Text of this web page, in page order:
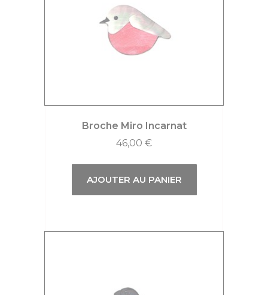
Broche Miro Incarnat
46,00 €
AJOUTER AU PANIER